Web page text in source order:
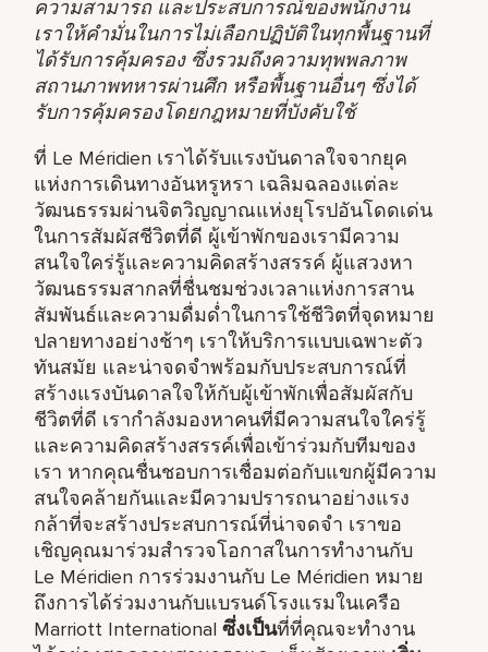
ความสามารถ และประสบการณ์ของพนักงาน
เราให้คำมั่นในการไม่เลือกปฏิบัติในทุกพื้นฐานที่
ได้รับการคุ้มครอง ซึ่งรวมถึงความทุพพลภาพ
สถานภาพทหารผ่านศึก หรือพื้นฐานอื่นๆ ซึ่งได้
รับการคุ้มครองโดยกฎหมายที่บังคับใช้
ที่ Le Méridien เราได้รับแรงบันดาลใจจากยุค
แห่งการเดินทางอันหรูหรา เฉลิมฉลองแต่ละ
วัฒนธรรมผ่านจิตวิญญาณแห่งยุโรปอันโดดเด่น
ในการสัมผัสชีวิตที่ดี ผู้เข้าพักของเรามีความ
สนใจใคร่รู้และความคิดสร้างสรรค์ ผู้แสวงหา
วัฒนธรรมสากลที่ชื่นชมช่วงเวลาแห่งการสาน
สัมพันธ์และความดื่มด่ำในการใช้ชีวิตที่จุดหมาย
ปลายทางอย่างช้าๆ เราให้บริการแบบเฉพาะตัว
ทันสมัย และน่าจดจำพร้อมกับประสบการณ์ที่
สร้างแรงบันดาลใจให้กับผู้เข้าพักเพื่อสัมผัสกับ
ชีวิตที่ดี เรากำลังมองหาคนที่มีความสนใจใคร่รู้
และความคิดสร้างสรรค์เพื่อเข้าร่วมกับทีมของ
เรา หากคุณชื่นชอบการเชื่อมต่อกับแขกผู้มีความ
สนใจคล้ายกันและมีความปรารถนาอย่างแรง
กล้าที่จะสร้างประสบการณ์ที่น่าจดจำ เราขอ
เชิญคุณมาร่วมสำรวจโอกาสในการทำงานกับ
Le Méridien การร่วมงานกับ Le Méridien หมาย
ถึงการได้ร่วมงานกับแบรนด์โรงแรมในเครือ
Marriott Internationalซึ่งเป็นที่ที่คุณจะทำงาน